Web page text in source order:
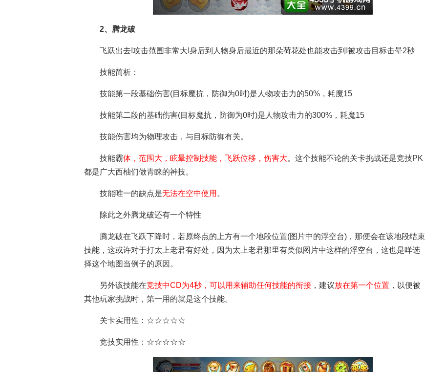
2、腾龙破
飞跃出去!攻击范围非常大!身后到人物身后最近的那朵荷花处也能攻击到!被攻击目标击晕2秒
技能简析：
技能第一段基础伤害(目标魔抗，防御为0时)是人物攻击力的50%，耗魔15
技能第二段的基础伤害(目标魔抗，防御为0时)是人物攻击力的300%，耗魔15
技能伤害均为物理攻击，与目标防御有关。
技能霸体，范围大，眩晕控制技能，飞跃位移，伤害大。这个技能不论的关卡挑战还是竞技PK
都是广大西柚们做青睐的神技。
技能唯一的缺点是无法在空中使用 。
除此之外腾龙破还有一个特性
腾龙破在飞跃下降时，若原终点的上方有一个地段位置(图片中的浮空台)，那便会在该地段结束
技能，这或许对于打太上老君有好处，因为太上老君那里有类似图片中这样的浮空台，这也是咩选
择这个地图当例子的原因。
另外该技能在竞技中CD为4秒，可以用来辅助任何技能的衔接 ，建议放在第一个位置 ，以便被
其他玩家挑战时，第一用的就是这个技能。
关卡实用性：☆☆☆☆☆
竞技实用性：☆☆☆☆☆